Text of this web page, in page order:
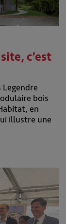
c’est
Legendre
bois
en
illustre une